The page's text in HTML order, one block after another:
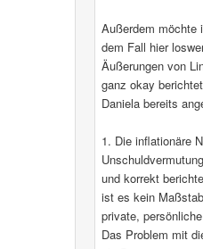
Außerdem möchte
dem Fall hier
Äußerungen von
ganz okay
Daniela bereits
1. Die inflationäre
und korrekt
ist es kein
private,
Das Problem mit